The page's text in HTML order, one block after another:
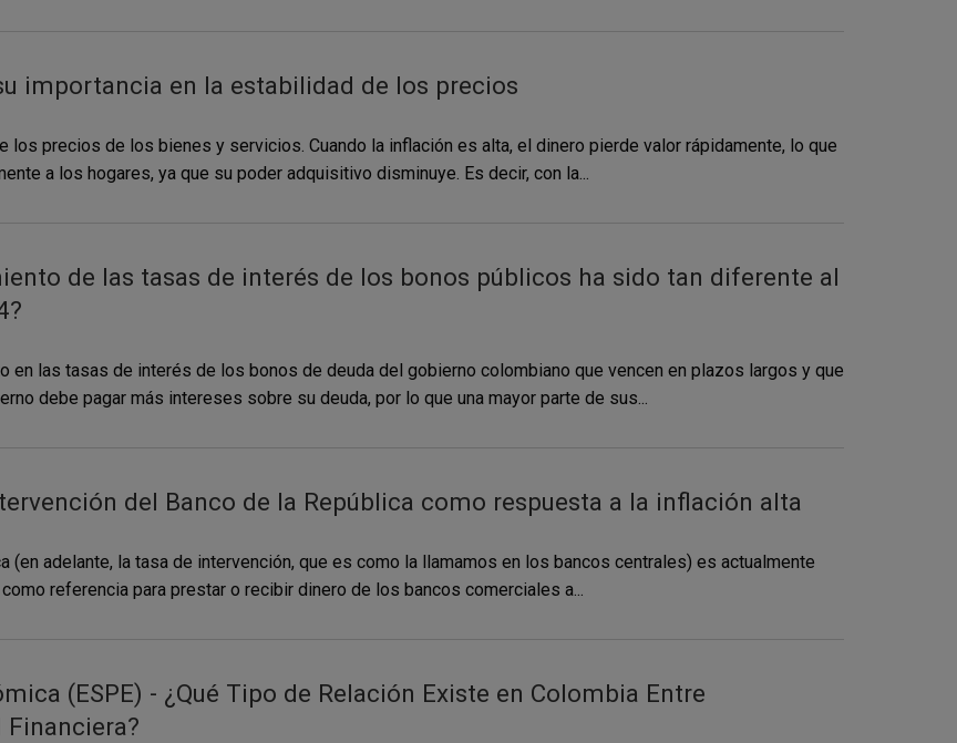
importancia en la estabilidad de los precios
precios de los bienes y servicios. Cuando la inflación es alta, el dinero pierde valor rápidamente, lo que
a los hogares, ya que su poder adquisitivo disminuye. Es decir, con la...
de las tasas de interés de los bonos públicos ha sido tan diferente al
en las tasas de interés de los bonos de deuda del gobierno colombiano que vencen en plazos largos y que
debe pagar más intereses sobre su deuda, por lo que una mayor parte de sus...
del Banco de la República como respuesta a la inflación alta
(en adelante, la tasa de intervención, que es como la llamamos en los bancos centrales) es actualmente
referencia para prestar o recibir dinero de los bancos comerciales a...
(ESPE) - ¿Qué Tipo de Relación Existe en Colombia Entre